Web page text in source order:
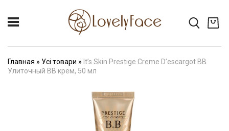
Главная » Усі товари » It’s Skin Prestige Creme D’escargot BB
Улиточный BB крем, 50 мл